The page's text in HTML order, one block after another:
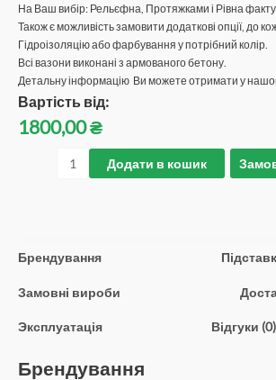
На Ваш вибір: Рельєфна, Протяжками і Рівна
Також є можливість замовити додаткові опції, до
Гідроізоляцію або фарбування у потрібний колір.
Всі вазони виконані з армованого бетону.
Детальну інформацію Ви можете отримати у
Вартість від:
1800,00₴
Додати в кошик
Брендування
Замовні вироби
Эксплуатація Відгуки (0)
Брендування